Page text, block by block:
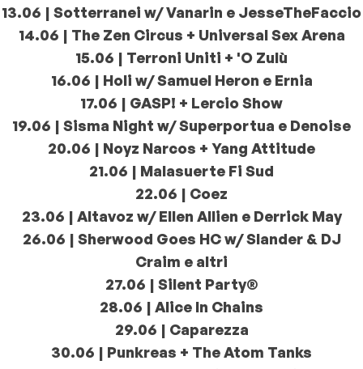
13.06 | Sotterranei w/ Vanarin e JesseTheFaccio
14.06 | The Zen Circus + Universal Sex Arena
15.06 | Terroni Uniti + 'O Zulù
16.06 | Holi w/ Samuel Heron e Ernia
17.06 | GASP! + Lercio Show
19.06 | Sisma Night w/ Superportua e Denoise
20.06 | Noyz Narcos + Yang Attitude
21.06 | Malasuerte Fi Sud
22.06 | Coez
23.06 | Altavoz w/ Ellen Allien e Derrick May
26.06 | Sherwood Goes HC w/ Slander & DJ
Craim e altri
27.06 | Silent Party®
28.06 | Alice In Chains
29.06 | Caparezza
30.06 | Punkreas + The Atom Tanks